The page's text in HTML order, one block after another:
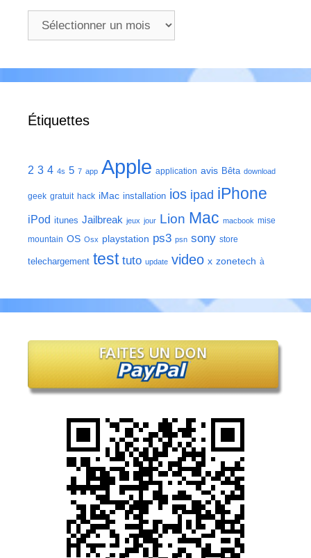
Archives
Étiquettes
2 3 4 4s 5 7 app Apple application avis Bêta download
geek gratuit hack iMac installation ios ipad iPhone
iPod itunes Jailbreak jeux jour Lion Mac macbook mise
mountain OS Osx playstation ps3 psn sony store
telechargement test tuto update video x zonetech à